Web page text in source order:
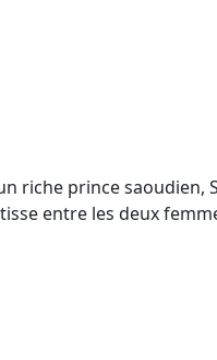
riche prince saoudien,
entre les deux